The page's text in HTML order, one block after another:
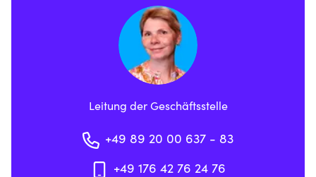
Leitung der Geschäftsstelle
+49 89 20 00 637 - 83
+49 176 42 76 24 76